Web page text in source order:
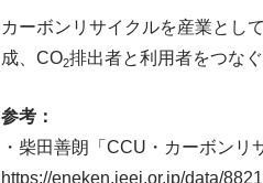
カーボンリサイクルを産業とし
成、CO2排出者と利用者をつな
参考：
・柴田善朗「CCU・カーボン
https://eneken.ieej.or.jp/data/